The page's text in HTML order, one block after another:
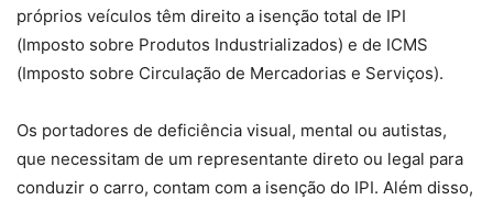
próprios veículos têm direito a isenção total de IPI
(Imposto sobre Produtos Industrializados) e de ICMS
(Imposto sobre Circulação de Mercadorias e Serviços).
Os portadores de deficiência visual, mental ou autistas,
que necessitam de um representante direto ou legal para
conduzir o carro, contam com a isenção do IPI. Além disso,